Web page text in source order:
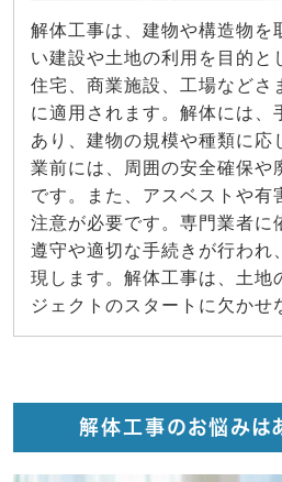
解体工事は、建物や構造物を
い建設や土地の利用を目的と
住宅、商業施設、工場などさ
に適用されます。解体には、
あり、建物の規模や種類に応
業前には、周囲の安全確保や
です。また、アスベストや有
注意が必要です。専門業者に
遵守や適切な手続きが行われ
現します。解体工事は、土地
ジェクトのスタートに欠かせ
解体工事のお悩みは